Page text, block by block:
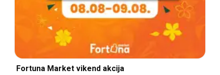
Fortuna Market vikend akcija